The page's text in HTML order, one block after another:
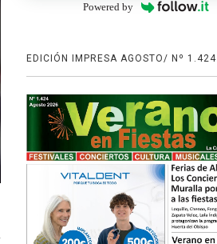
Powered by
EDICIÓN IMPRESA AGOSTO/ Nº 1.424